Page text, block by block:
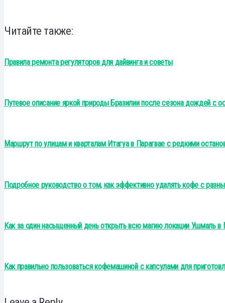
Читайте также:
Правила ремонта регуляторов для дайвинга и советы
Путевое описание яркой природы Бразилии после сезона дождей с
Маршрут по улицам и кварталам Итагуа в Парагвае с редкими
Подробное руководство о том, как эффективно удалять кофе с
Как за один насыщенный день открыть всю магию локации Ушмаль в
Как правильно пользоваться кофемашиной с капсулами для